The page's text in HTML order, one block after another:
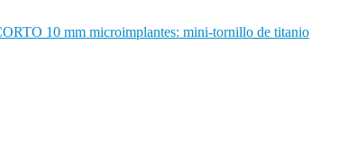
10 mm microimplantes: mini-tornillo de titanio